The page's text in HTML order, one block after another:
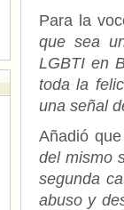
Para la
que sea
LGBTI en
toda la
una señal
Añadió que
del mismo
segunda
abuso y